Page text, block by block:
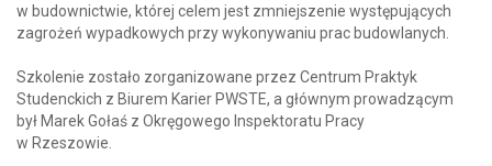
w budownictwie, której celem jest zmniejszenie występujących
zagrożeń wypadkowych przy wykonywaniu prac budowlanych.
Szkolenie zostało zorganizowane przez Centrum Praktyk
Studenckich z Biurem Karier PWSTE, a głównym prowadzącym
był Marek Gołaś z Okręgowego Inspektoratu Pracy
w Rzeszowie.